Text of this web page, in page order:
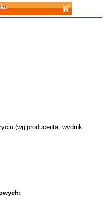
(wg producenta, wydruk